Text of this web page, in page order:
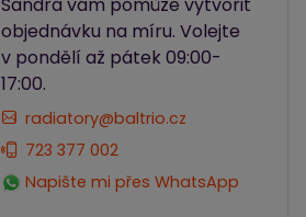
objednávku na míru. Volejte
v pondělí až pátek 09:00-
17:00.
radiatory@baltrio.cz
723 377 002
Napište mi přes WhatsApp